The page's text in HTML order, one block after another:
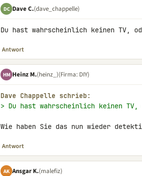
DC Dave C.(dave_chappelle)
Du hast wahrscheinlich keinen TV,
Antwort
HM Heinz M.(heinz_)(Firma: DIY)
Dave Chappelle schrieb:
> Du hast wahrscheinlich keinen TV,
Wie haben Sie das nun wieder
Antwort
AK Ansgar K.(malefiz)